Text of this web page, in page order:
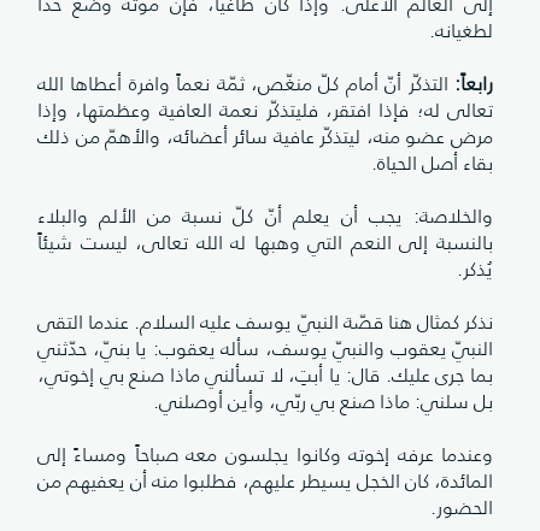
لطغيانه.
رابعاً: التذكّر أنّ أمام كلّ منغّص، ثمّة نعماً وافرة أعطاها الله
تعالى له؛ فإذا افتقر، فليتذكّر نعمة العافية وعظمتها، وإذا
مرض عضو منه، ليتذكّر عافية سائر أعضائه، والأهمّ من ذلك
بقاء أصل الحياة.
والخلاصة: يجب أن يعلم أنّ كلّ نسبة من الألم والبلاء
بالنسبة إلى النعم التي وهبها له الله تعالى، ليست شيئاً
يُذكر.
نذكر كمثال هنا قصّة النبيّ يوسف عليه السلام. عندما التقى
النبيّ يعقوب والنبيّ يوسف، سأله يعقوب: يا بنيّ، حدّثني
بما جرى عليك. قال: يا أبتِ، لا تسألني ماذا صنع بي إخوتي،
بل سلني: ماذا صنع بي ربّي، وأين أوصلني.
وعندما عرفه إخوته وكانوا يجلسون معه صباحاً ومساءً إلى
المائدة، كان الخجل يسيطر عليهم، فطلبوا منه أن يعفيهم من
الحضور.